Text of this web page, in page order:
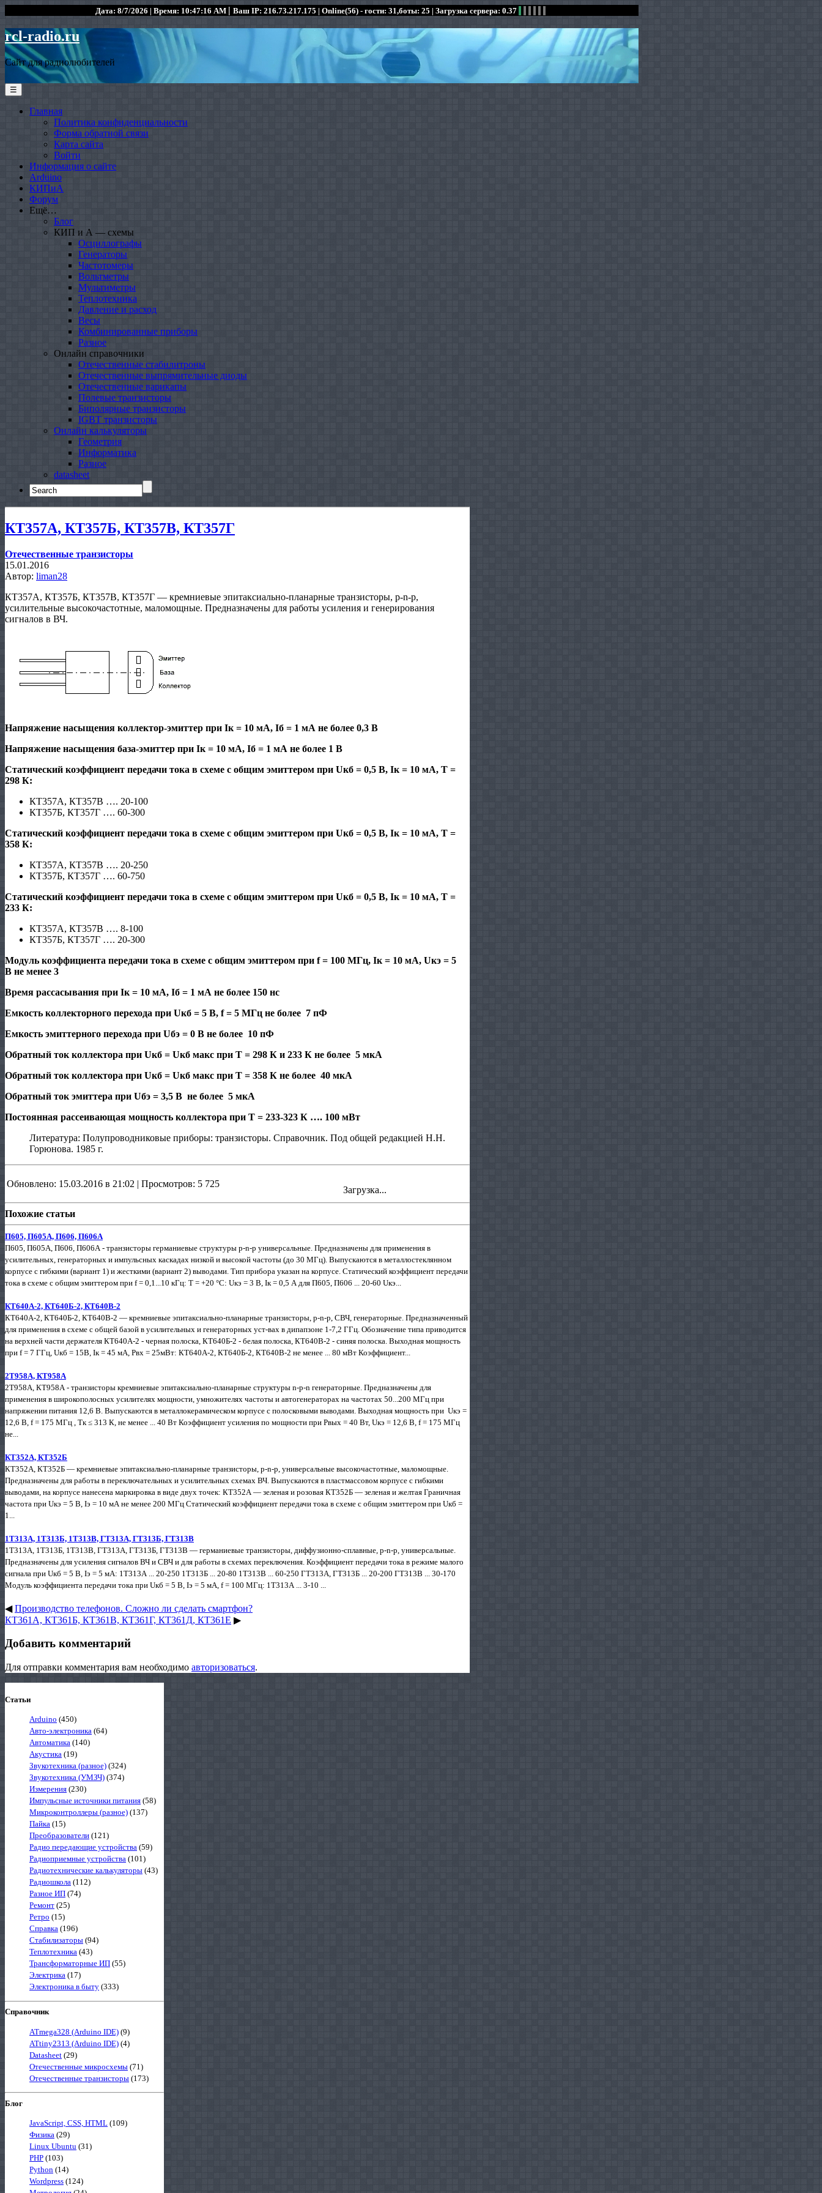
Дата: 8/7/2026 | Время: 10:47:16 AM | Ваш IP: 216.73.217.175 | Online(56) - гости: 31,боты: 25 | Загрузка сервера: 0.37
rcl-radio.ru
Сайт для радиолюбителей
☰
Главная
Политика конфиденциальности
Форма обратной связи
Карта сайта
Войти
Информация о сайте
Arduino
КИПиА
Форум
Ещё…
Блог
КИП и А — схемы
Осциллографы
Генераторы
Частотомеры
Вольтметры
Мультиметры
Теплотехника
Давление и расход
Весы
Комбинированные приборы
Разное
Онлайн справочники
Отечественные стабилитроны
Отечественные выпрямительные диоды
Отечественные варикапы
Полевые транзисторы
Биполярные транзисторы
IGBT транзисторы
Онлайн калькуляторы
Геометрия
Информатика
Разное
datasheet
Search
for:
КТ357А, КТ357Б, КТ357В, КТ357Г
Отечественные транзисторы
15.01.2016
Автор: liman28
КТ357А, КТ357Б, КТ357В, КТ357Г — кремниевые эпитаксиально-планарные транзисторы, p-n-p,
усилительные высокочастотные, маломощные. Предназначены для работы усиления и генерирования
сигналов в ВЧ.
Напряжение насыщения коллектор-эмиттер при Iк = 10 мА, Iб = 1 мА не более 0,3 В
Напряжение насыщения база-эмиттер при Iк = 10 мА, Iб = 1 мА не более 1 В
Статический коэффициент передачи тока в схеме с общим эмиттером при Uкб = 0,5 В, Iк = 10 мА, Т =
298 К:
КТ357А, КТ357В …. 20-100
КТ357Б, КТ357Г …. 60-300
Статический коэффициент передачи тока в схеме с общим эмиттером при Uкб = 0,5 В, Iк = 10 мА, Т =
358 К:
КТ357А, КТ357В …. 20-250
КТ357Б, КТ357Г …. 60-750
Статический коэффициент передачи тока в схеме с общим эмиттером при Uкб = 0,5 В, Iк = 10 мА, Т =
233 К:
КТ357А, КТ357В …. 8-100
КТ357Б, КТ357Г …. 20-300
Модуль коэффициента передачи тока в схеме с общим эмиттером при f = 100 МГц, Iк = 10 мА, Uкэ = 5
В не менее 3
Время рассасывания при Iк = 10 мА, Iб = 1 мА не более 150 нс
Емкость коллекторного перехода при Uкб = 5 В, f = 5 МГц не более 7 пФ
Емкость эмиттерного перехода при Uбэ = 0 В не более 10 пФ
Обратный ток коллектора при Uкб = Uкб макс при Т = 298 К и 233 К не более 5 мкА
Обратный ток коллектора при Uкб = Uкб макс при Т = 358 К не более 40 мкА
Обратный ток эмиттера при Uбэ = 3,5 В не более 5 мкА
Постоянная рассеивающая мощность коллектора при Т = 233-323 К …. 100 мВт
Литература: Полупроводниковые приборы: транзисторы. Справочник. Под общей редакцией Н.Н.
Горюнова. 1985 г.
Обновлено: 15.03.2016 в 21:02 | Просмотров: 5 725
Загрузка...
Похожие статьи
П605, П605А, П606, П606А
П605, П605А, П606, П606А - транзисторы германиевые структуры р-n-р универсальные. Предназначены для применения в
усилительных, генераторных и импульсных каскадах низкой и высокой частоты (до 30 МГц). Выпускаются в металлостеклянном
корпусе с гибкими (вари­ант 1) и жесткими (вариант 2) выводами. Тип прибора указан на корпусе. Статический коэффициент передачи
тока в схеме с общим эмиттером при f = 0,1...10 кГц: Т = +20 °С: Uкэ = 3 В, Iк = 0,5 А для П605, П606 ... 20-60 Uкэ...
КТ640А-2, КТ640Б-2, КТ640В-2
КТ640А-2, КТ640Б-2, КТ640В-2 — кремниевые эпитаксиально-планарные транзисторы, p-n-p, СВЧ, генераторные. Предназначенный
для применения в схеме с общей базой в усилительных и генераторных уст-вах в дипапзоне 1-7,2 ГГц. Обозначение типа приводится
на верхней части держателя КТ640А-2 - черная полоска, КТ640Б-2 - белая полоска, КТ640В-2 - синяя полоска. Выходная мощность
при f = 7 ГГц, Uкб = 15В, Iк = 45 мА, Рвх = 25мВт: КТ640А-2, КТ640Б-2, КТ640В-2 не менее ... 80 мВт Коэффициент...
2Т958А, КТ958А
2Т958А, КТ958А - транзисторы кремниевые эпитаксиально-планарные структуры n-p-n генераторные. Предназначены для
применения в широкополосных усилителях мощности, умножителях частоты и автогенераторах на частотах 50...200 МГц при
напряжении питания 12,6 В. Выпускаются в металлокерамическом корпусе с полосковыми выводами. Выходная мощность при Uкэ =
12,6 В, f = 175 МГц , Тк ≤ 313 К, не менее ... 40 Вт Коэффициент усиления по мощности при Рвых = 40 Вт, Uкэ = 12,6 В, f = 175 МГц
не...
КТ352А, КТ352Б
КТ352А, КТ352Б — кремниевые эпитаксиально-планарные транзисторы, p-n-p, универсальные высокочастотные, маломощные.
Предназначены для работы в переключательных и усилительных схемах ВЧ. Выпускаются в пластмассовом корпусе с гибкими
выводами, на корпусе нанесена маркировка в виде двух точек: КТ352А — зеленая и розовая КТ352Б — зеленая и желтая Граничная
частота при Uкэ = 5 В, Iэ = 10 мА не менее 200 МГц Статический коэффициент передачи тока в схеме с общим эмиттером при Uкб =
1...
1Т313А, 1Т313Б, 1Т313В, ГТ313А, ГТ313Б, ГТ313В
1Т313А, 1Т313Б, 1Т313В, ГТ313А, ГТ313Б, ГТ313В — германиевые транзисторы, диффузионно-сплавные, p-n-p, универсальные.
Предназначены для усиления сигналов ВЧ и СВЧ и для работы в схемах переключения. Коэффициент передачи тока в режиме малого
сигнала при Uкб = 5 В, Iэ = 5 мА: 1Т313А ... 20-250 1Т313Б ... 20-80 1Т313В ... 60-250 ГТ313А, ГТ313Б ... 20-200 ГТ313В ... 30-170
Модуль коэффициента передачи тока при Uкб = 5 В, Iэ = 5 мА, f = 100 МГц: 1Т313А ... 3-10 ...
◀Производство телефонов. Сложно ли сделать смартфон?
КТ361А, КТ361Б, КТ361В, КТ361Г, КТ361Д, КТ361Е ▶
Добавить комментарий
Для отправки комментария вам необходимо авторизоваться.
Статьи
Arduino (450)
Авто-электроника (64)
Автоматика (140)
Акустика (19)
Звукотехника (разное) (324)
Звукотехника (УМЗЧ) (374)
Измерения (230)
Импульсные источники питания (58)
Микроконтроллеры (разное) (137)
Пайка (15)
Преобразователи (121)
Радио передающие устройства (59)
Радиоприемные устройства (101)
Радиотехнические калькуляторы (43)
Радиошкола (112)
Разное ИП (74)
Ремонт (25)
Ретро (15)
Справка (196)
Стабилизаторы (94)
Теплотехника (43)
Трансформаторные ИП (55)
Электрика (17)
Электроника в быту (333)
Справочник
ATmega328 (Arduino IDE) (9)
ATtiny2313 (Arduino IDE) (4)
Datasheet (29)
Отечественные микросхемы (71)
Отечественные транзисторы (173)
Блог
JavaScript, CSS, HTML (109)
Физика (29)
Linux Ubuntu (31)
PHP (103)
Python (14)
Wordpress (124)